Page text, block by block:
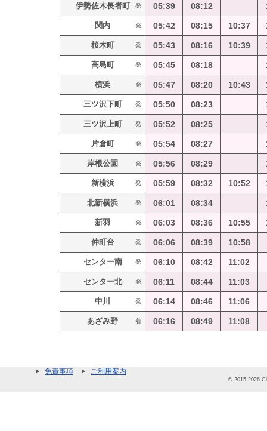
伊勢佐木長者町 発 05:39 08:12
関内 発 05:42 08:15 10:37
桜木町 発 05:43 08:16 10:39
高島町 発 05:45 08:18
横浜 発 05:47 08:20 10:43
三ツ沢下町 発 05:50 08:23
三ツ沢上町 発 05:52 08:25
片倉町 発 05:54 08:27
岸根公園 発 05:56 08:29
新横浜 発 05:59 08:32 10:52
北新横浜 発 06:01 08:34
新羽 発 06:03 08:36 10:55
仲町台 発 06:06 08:39 10:58
センター南 発 06:10 08:42 11:02
センター北 発 06:11 08:44 11:03
中川 発 06:14 08:46 11:06
あざみ野 着 06:16 08:49 11:08
免責事項 ご利用案内
© 2015-2026